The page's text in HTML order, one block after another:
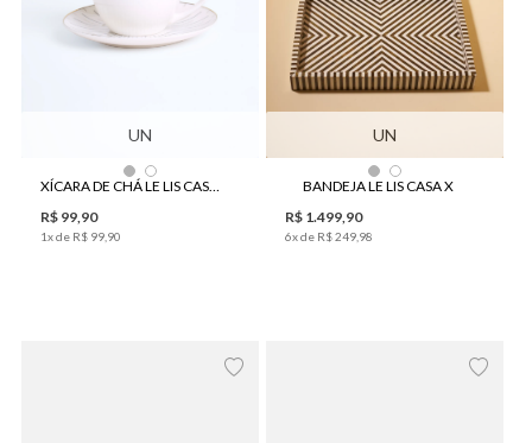
UN
XÍCARA DE CHÁ LE LIS CASA CINÉTICA
R$ 99 90
1x de R$ 99 90
UN
BANDEJA LE LIS CASA X
R$ 1.499 90
6x de R$249 98